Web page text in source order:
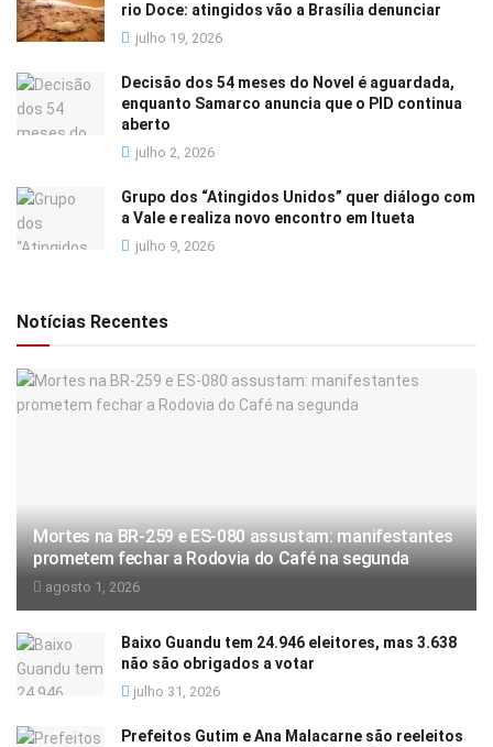
rio Doce: atingidos vão a Brasília denunciar
julho 19, 2026
Decisão dos 54 meses do Novel é aguardada,
enquanto Samarco anuncia que o PID continua
aberto
julho 2, 2026
Grupo dos “Atingidos Unidos” quer diálogo com
a Vale e realiza novo encontro em Itueta
julho 9, 2026
Notícias Recentes
Mortes na BR-259 e ES-080 assustam: manifestantes
prometem fechar a Rodovia do Café na segunda
agosto 1, 2026
Baixo Guandu tem 24.946 eleitores, mas 3.638
não são obrigados a votar
julho 31, 2026
Prefeitos Gutim e Ana Malacarne são reeleitos